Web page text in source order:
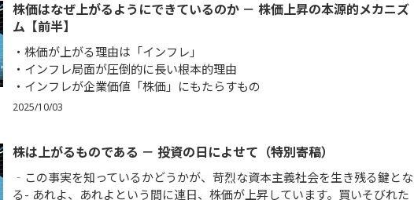
株価はなぜ上がるようにできているのか － 株価上昇の本源的メカニズ
ム【前半】
株価が上がる理由は「インフレ」
インフレ局面が圧倒的に長い根本的理由
インフレが企業価値「株価」にもたらすもの
2025/10/03
株は上がるものである － 投資の日によせて（特別寄稿）
‐この事実を知っているかどうかが、苛烈な資本主義社会を生き残る鍵とな
る- あれよ、あれよという間に連日、株価が上昇しています。買いそびれた